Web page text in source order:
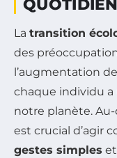
La transition
des
l’augmentation
chaque individu a
notre planète.
est crucial d’agir
gestes simples